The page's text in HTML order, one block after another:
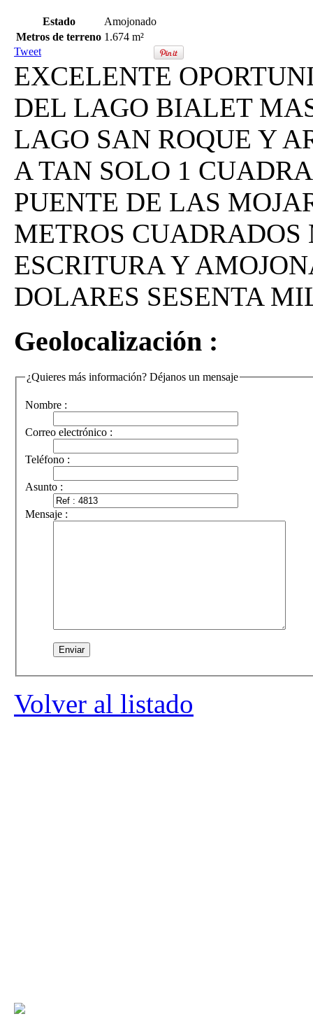
Estado
Amojonado
Metros de terreno 1.674 m²
Tweet
EXCELENTE
DEL LAGO BIALET
LAGO SAN ROQUE Y
A TAN SOLO 1
PUENTE DE LAS
METROS
ESCRITURA Y
DOLARES SESENTA
Geolocalización :
¿Quieres más información? Déjanos un mensaje
Nombre :
Correo electrónico :
Teléfono :
Asunto :
Mensaje :
Volver al listado